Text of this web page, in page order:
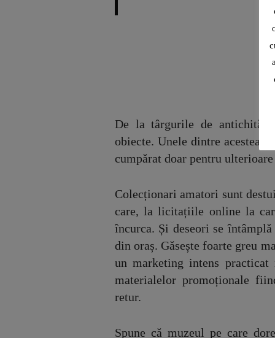
De la târgurile de antichități
obiecte. Unele dintre acestea,
cumpărat doar pentru
Colecționari amatori sunt
care, la licitațiile online la
încurca. Și deseori se
din oraș. Găsește foarte greu
un marketing intens
materialelor promoționale
retur.
Spune că muzeul pe care